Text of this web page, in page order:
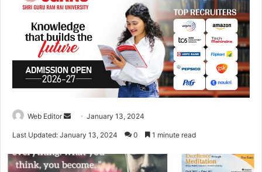
Web Editor
d
January 13, 2024
Last Updated: January 13, 2024 0 1 minute read